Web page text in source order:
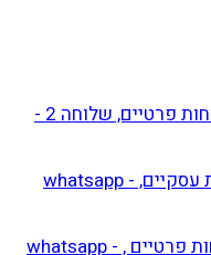
077-4490052 שלוחה 1 - לקוחות פרטיים, שלוחה 2 -
info@anakdeal.com - לקוחות עסקיים, whatsapp -
anakdeal@gmail.com - לקוחות פרטיים , whatsapp -